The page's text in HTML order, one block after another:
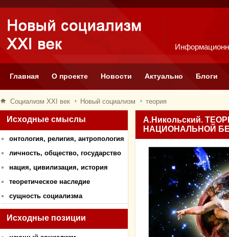
Главная О проекте Новости Актуально Блоги
Социализм XXI век Новый социализм теория
Исходные смыслы
онтология, религия, антропология
личность, общество, государство
нация, цивилизация, история
теоретическое наследие
сущность социализма
Исходные позиции
А.Никольский.
НАЦИОНАЛЬНОЙ